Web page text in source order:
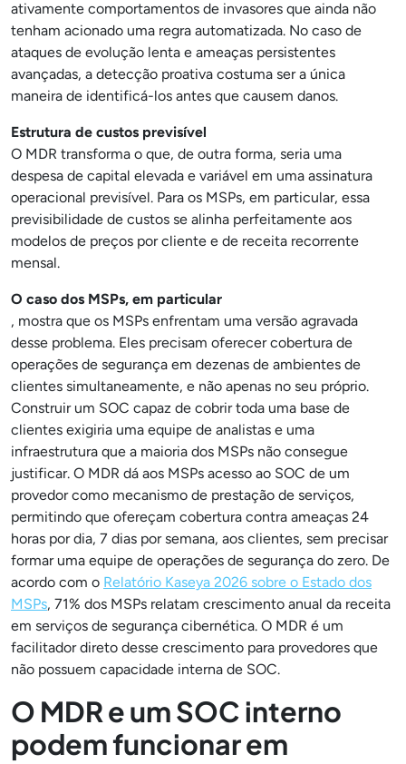
ativamente comportamentos de invasores que ainda não
tenham acionado uma regra automatizada. No caso de
ataques de evolução lenta e ameaças persistentes
avançadas, a detecção proativa costuma ser a única
maneira de identificá-los antes que causem danos.
Estrutura de custos previsível
O MDR transforma o que, de outra forma, seria uma
despesa de capital elevada e variável em uma assinatura
operacional previsível. Para os MSPs, em particular, essa
previsibilidade de custos se alinha perfeitamente aos
modelos de preços por cliente e de receita recorrente
mensal.
O caso dos MSPs, em particular
, mostra que os MSPs enfrentam uma versão agravada
desse problema. Eles precisam oferecer cobertura de
operações de segurança em dezenas de ambientes de
clientes simultaneamente, e não apenas no seu próprio.
Construir um SOC capaz de cobrir toda uma base de
clientes exigiria uma equipe de analistas e uma
infraestrutura que a maioria dos MSPs não consegue
justificar. O MDR dá aos MSPs acesso ao SOC de um
provedor como mecanismo de prestação de serviços,
permitindo que ofereçam cobertura contra ameaças 24
horas por dia, 7 dias por semana, aos clientes, sem precisar
formar uma equipe de operações de segurança do zero. De
acordo com o Relatório Kaseya 2026 sobre o Estado dos
MSPs, 71% dos MSPs relatam crescimento anual da receita
em serviços de segurança cibernética. O MDR é um
facilitador direto desse crescimento para provedores que
não possuem capacidade interna de SOC.
O MDR e um SOC interno
podem funcionar em